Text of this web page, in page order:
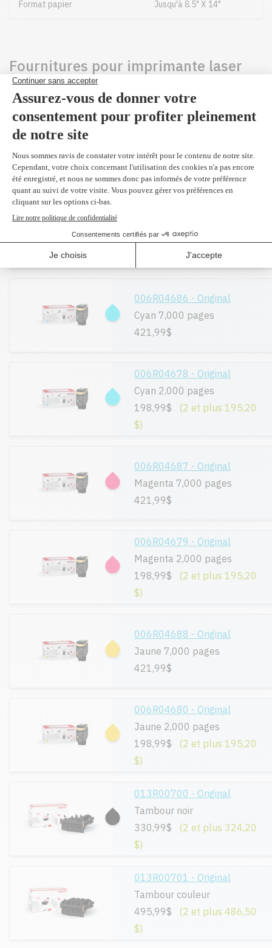
Format papier Jusqu'à 8.5" X 14"
Fournitures pour imprimante laser
couleur VersaLink C415 par Xerox
006R04685 - Original
337,99$ (2 et plus 331,70
$)
191,99$ (2 et plus 187,70
006R04686 - Original
Cyan 7,000 pages
421,99$
006R04678 - Original
Cyan 2,000 pages
198,99$
(2 et plus 195,20
$)
006R04687 - Original
Magenta 7,000 pages
421,99$
006R04679 - Original
Magenta 2,000 pages
198,99$
(2 et plus 195,20
$)
006R04688 - Original
Jaune 7,000 pages
421,99$
006R04680 - Original
Jaune 2,000 pages
198,99$
(2 et plus 195,20
$)
013R00700 - Original
Tambour noir
330,99$
(2 et plus 324,20
$)
013R00701 - Original
Tambour couleur
495,99$
(2 et plus 486,50
$)